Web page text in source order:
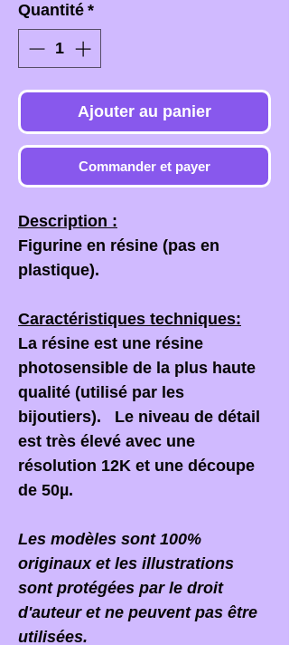
Quantité *
Ajouter au panier
Commander et payer
Description :
Figurine en résine (pas en
plastique).
Caractéristiques techniques:
La résine est une résine
photosensible de la plus haute
qualité (utilisé par les
bijoutiers). Le niveau de détail
est très élevé avec une
résolution 12K et une découpe
de 50µ.
Les modèles sont 100%
originaux et les illustrations
sont protégées par le droit
d'auteur et ne peuvent pas être
utilisées.